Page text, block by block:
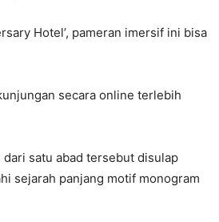
Hotel’, pameran imersif ini bisa
secara online terlebih
dari satu abad tersebut disulap
sejarah panjang motif monogram